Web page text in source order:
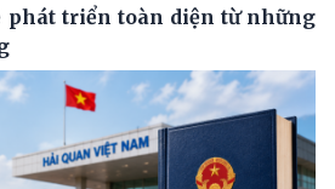
phát triển toàn diện từ những